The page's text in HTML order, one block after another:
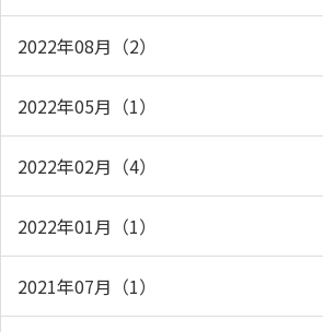
2022年08月（2）
2022年05月（1）
2022年02月（4）
2022年01月（1）
2021年07月（1）